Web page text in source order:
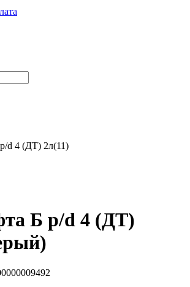
d 4 (ДТ) 2л(11)
Б p/d 4 (ДТ)